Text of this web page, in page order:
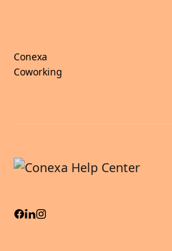
Conexa
Coworking